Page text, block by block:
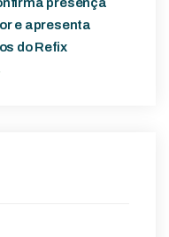
e apresenta
do Refix